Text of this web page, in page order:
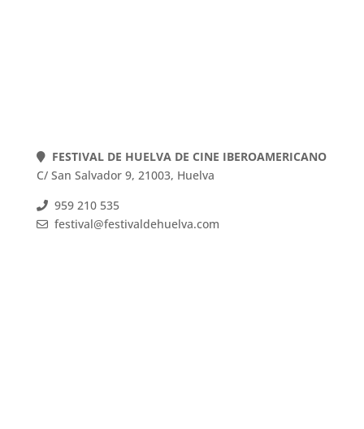
FESTIVAL DE HUELVA DE CINE IBEROAMERICANO
C/ San Salvador 9, 21003, Huelva
959 210 535
festival@festivaldehuelva.com